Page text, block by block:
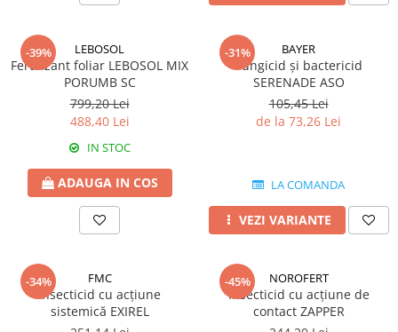
CAIS
Erbicide
Fungicide
Insecticide
Biostimulatori
Fertilizanți foliari
CÂNEPĂ
Fungicide
Insecticide
CASTRAVEȚI
Fungicide
Insecticide
Acaricide
Fertilizanți foliari
CASTRAVEȚI CORNIȘON
Insecticide
CEAPĂ
Biostimulatori
CEREALE PĂIOASE
Insecticide
Biostimulatori
-39% LEBOSOL
Fertilizant foliar LEBOSOL MIX
PORUMB SC
799,20 Lei
488,40 Lei
IN STOC
ADAUGA IN COS
-31% BAYER
Fungicid și bactericid
SERENADE ASO
105,45 Lei
de la 73,26 Lei
LA COMANDA
VEZI VARIANTE
-34% FMC
Insecticid cu acțiune
sistemică EXIREL
-45% NOROFERT
Insecticid cu acțiune de
contact ZAPPER